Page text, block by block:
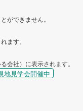
ができません。
ます。
会社）に表示されます。
地見学会開催中